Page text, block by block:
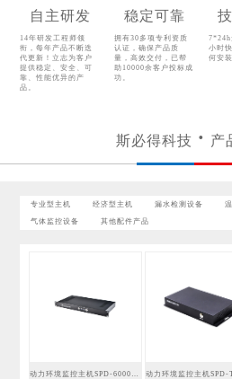
自主研发
14年研发工程师领
衔，每年产品不断迭
代更新！立志为客户
提供稳定、安全、可
靠、性能优异的产
品。
稳定可靠
拥有30多项专利资质
认证，确保产品质
量，高效交付，已帮
助10000余客户投标成
功。
7*24h
小时
何安
斯必得科技 产
专业型主机 经济型主机 漏水检测设备
气体监控设备 其他配件产品